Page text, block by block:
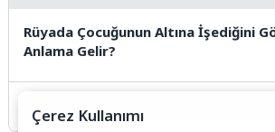
Rüyada Çocuğunun Altına İşediğini
Anlama Gelir?
Çerez Kullanımı